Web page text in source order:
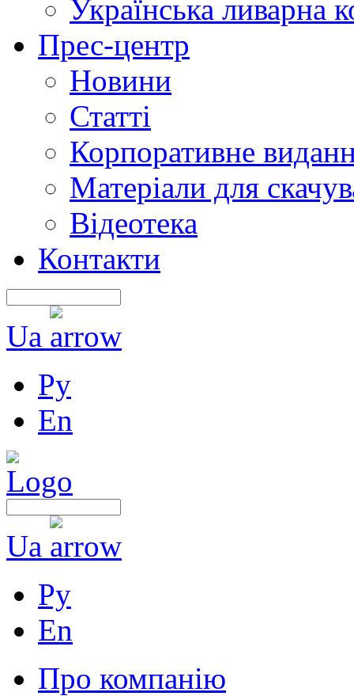
Українська ливарна
Прес-центр
Новини
Статті
Корпоративне
Матеріали для
Відеотека
Контакти
Ua
Ру
En
Ua
Ру
En
Про компанію